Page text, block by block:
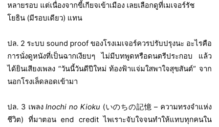
หลายรอบ แต่เนื่องจากขี้เกียจเข้าเมือง เลยเลือกดูที่เมเจอร์รัช
โยธิน (มีรอบเดียว) แทน
ปล. 2 ระบบ sound proof ของโรงเมเจอร์ควรปรับปรุงนะ อะไรคือ
การนั่งดูหนังที่เป็นฉากเงียบๆ ไม่มีบทพูดหรือดนตรีประกอบ แล้ว
ได้ยินเสียงเพลง “วันนี้วันดีปีใหม่ ท้องฟ้าแจ่มใสพาใจสุขสันต์” จาก
นอกโรงเล็ดลอดเข้ามา
ปล. 3 เพลงInochi no Kioku (いのちの記憶 – ความทรงจำแห่ง
ชีวิต) ที่มาตอน end creditไพเราะจับใจจนทำให้แทบทุกคนใน